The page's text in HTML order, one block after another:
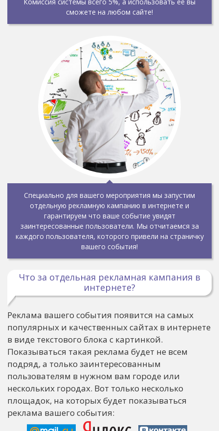
сможете на любом сайте!
Специально для вашего мероприятия мы запустим
отдельную рекламную кампанию в интернете и
гарантируем что ваше событие увидят
заинтересованные пользователи. Мы отчитаемся за
каждого пользователя, которого привели на страничку
вашего события!
Что за отдельная рекламная кампания в
интернете?
Реклама вашего события появится на самых
популярных и качественных сайтах в интернете
в виде текстового блока с картинкой.
Показываться такая реклама будет не всем
подряд, а только заинтересованным
пользователям в нужном вам городе или
нескольких городах. Вот только несколько
площадок, на которых будет показываться
реклама вашего события: